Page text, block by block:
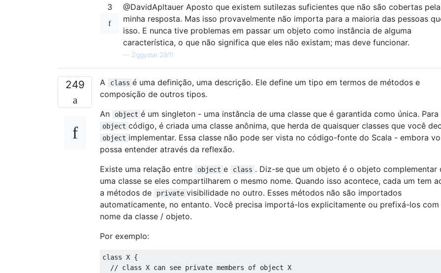
3
@DavidApltauer Aposto que existem sutilezas suficientes que não são cobertas pela
minha resposta. Mas isso provavelmente não importa para a maioria das pessoas
isso. E nunca tive problemas em passar um objeto como instância de alguma
característica, o que não significa que eles não existam; mas deve funcionar.
— Ziggystar 29/11
249 A class é uma definição, uma descrição. Ele define um tipo em termos de métodos e
composição de outros tipos.
An
object é um singleton - uma instância de uma classe que é garantida como única. Para
object código, é criada uma classe anônima, que herda de quaisquer classes que você
object implementar. Essa classe não pode ser vista no código-fonte do Scala - embora
possa entender através da reflexão.
Existe uma relação entre
object e class . Diz-se que um objeto é o objeto complementar
uma classe se eles compartilharem o mesmo nome. Quando isso acontece, cada um tem
a métodos de
private visibilidade no outro. Esses métodos não são importados
automaticamente, no entanto. Você precisa importá-los explicitamente ou prefixá-los com
nome da classe / objeto.
Por exemplo:
class X {
// class X can see private members of object X